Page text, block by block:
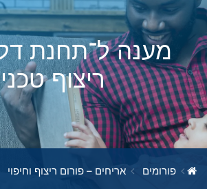
ריצוף טכני
פורומים אריחים – פורום ריצוף וחיפוי